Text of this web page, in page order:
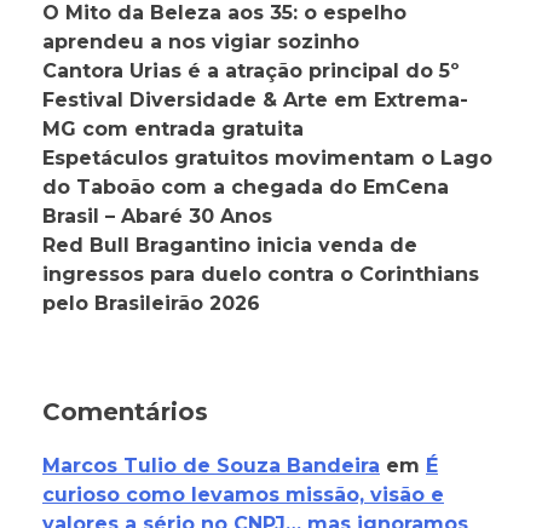
O Mito da Beleza aos 35: o espelho
aprendeu a nos vigiar sozinho
Cantora Urias é a atração principal do 5º
Festival Diversidade & Arte em Extrema-
MG com entrada gratuita
Espetáculos gratuitos movimentam o Lago
do Taboão com a chegada do EmCena
Brasil – Abaré 30 Anos
Red Bull Bragantino inicia venda de
ingressos para duelo contra o Corinthians
pelo Brasileirão 2026
Comentários
Marcos Tulio de Souza Bandeira em É
curioso como levamos missão, visão e